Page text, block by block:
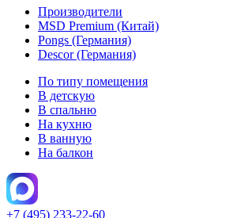
Производители
MSD Premium (Китай)
Pongs (Германия)
Descor (Германия)
По типу помещения
В детскую
В спальню
На кухню
В ванную
На балкон
+7 (495) 233-22-60